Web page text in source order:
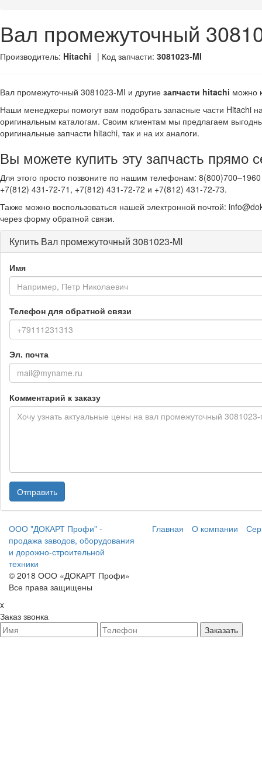
Вал промежуточный
Производитель: Hitachi | Код запчасти: 3081023-MI
Вал промежуточный 3081023-MI и другие запчасти hitachi можно
Наши менеджеры помогут вам подобрать запасные части Hitachi
оригинальным каталогам. Своим клиентам мы предлагаем
оригинальные запчасти hitachi, так и на их аналоги.
Вы можете купить эту запчасть прямо
Для этого просто позвоните по нашим телефонам:
+7(812) 431-72-71, +7(812) 431-72-72 и +7(812) 431-72-73.
Также можно воспользоваться нашей электронной почтой:
через форму обратной связи.
Купить Вал промежуточный 3081023-MI
Имя
Телефон для обратной связи
Эл. почта
Комментарий к заказу
Отправить
ООО "ДОКАРТ Профи" -
продажа заводов, оборудования
и дорожно-строительной
техники
© 2018 ООО «ДОКАРТ Профи»
Все права защищены
Главная О компании
x
Заказ звонка
Заказать